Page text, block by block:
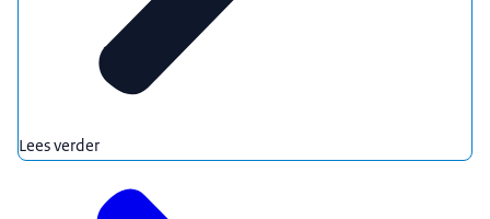
Lees verder